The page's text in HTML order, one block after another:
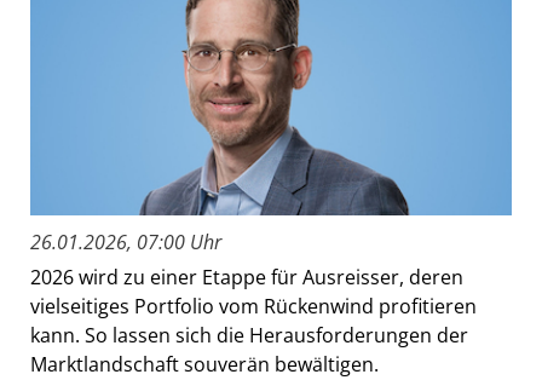
26.01.2026, 07:00 Uhr
2026 wird zu einer Etappe für Ausreisser, deren
vielseitiges Portfolio vom Rückenwind profitieren
kann. So lassen sich die Herausforderungen der
Marktlandschaft souverän bewältigen.